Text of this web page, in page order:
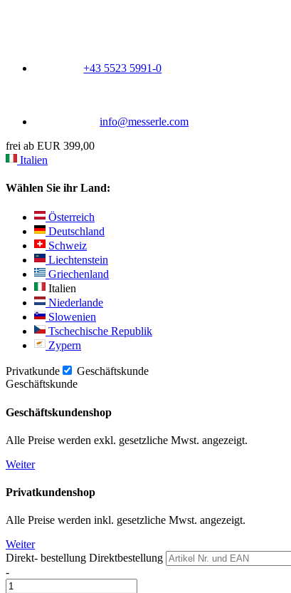
+43 5523 5991-0
info@messerle.com
frei ab EUR 399,00
Italien
Wählen Sie ihr Land:
Österreich
Deutschland
Schweiz
Liechtenstein
Griechenland
Italien
Niederlande
Slowenien
Tschechische Republik
Zypern
Privatkunde
Geschäftskunde
Geschäftskunde
Geschäftskundenshop
Alle Preise werden exkl. gesetzliche Mwst. angezeigt.
Weiter
Privatkundenshop
Alle Preise werden inkl. gesetzliche Mwst. angezeigt.
Weiter
Direkt- bestellung Direktbestellung
-